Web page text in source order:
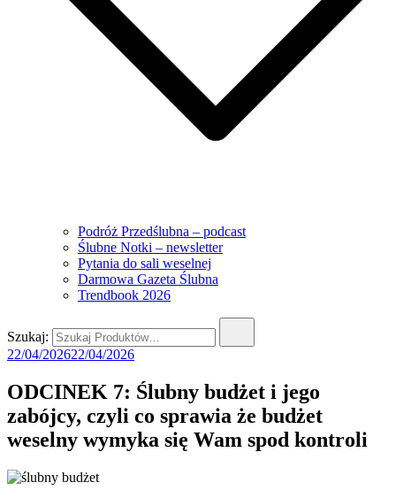
Podróż Przedślubna – podcast
Ślubne Notki – newsletter
Pytania do sali weselnej
Darmowa Gazeta Ślubna
Trendbook 2026
Szukaj:
22/04/202622/04/2026
ODCINEK 7: Ślubny budżet i jego
zabójcy, czyli co sprawia że budżet
weselny wymyka się Wam spod kontroli